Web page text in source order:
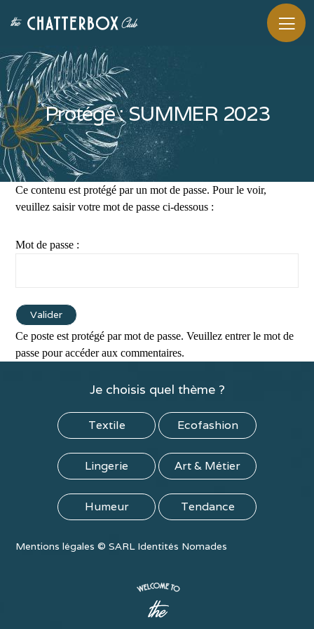
Protégé : SUMMER 2023
Ce contenu est protégé par un mot de passe. Pour le voir,
veuillez saisir votre mot de passe ci-dessous :
Mot de passe :
Ce poste est protégé par mot de passe. Veuillez entrer le mot de
passe pour accéder aux commentaires.
Je choisis quel thème ?
Textile Ecofashion
Lingerie Art & Métier
Humeur Tendance
Mentions légales ©SARL Identités Nomades